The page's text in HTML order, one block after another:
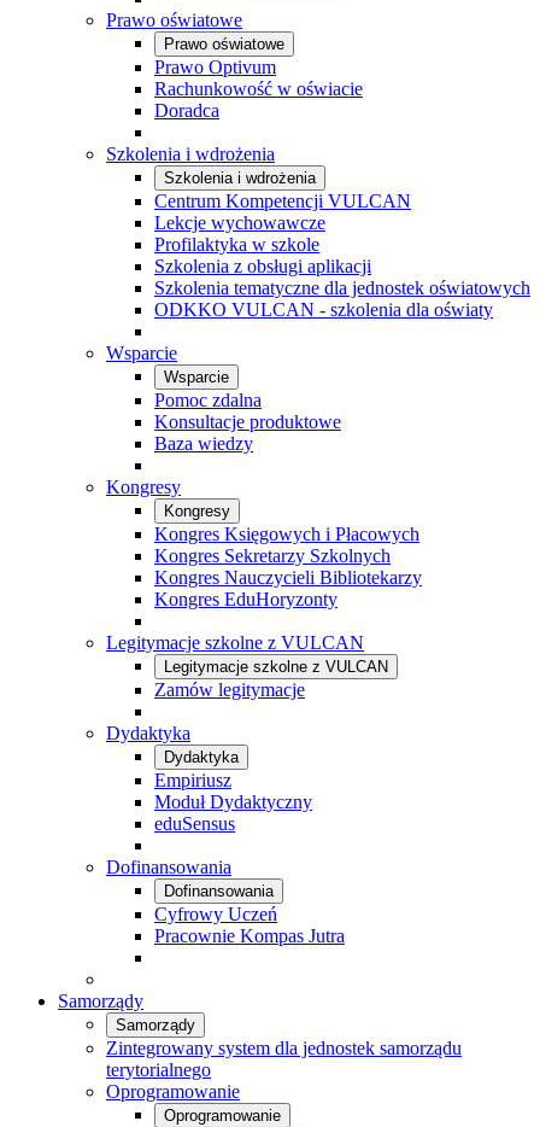
Prawo oświatowe
Prawo oświatowe
Prawo Optivum
Rachunkowość w oświacie
Doradca
Szkolenia i wdrożenia
Szkolenia i wdrożenia
Centrum Kompetencji VULCAN
Lekcje wychowawcze
Profilaktyka w szkole
Szkolenia z obsługi aplikacji
Szkolenia tematyczne dla jednostek oświatowych
ODKKO VULCAN - szkolenia dla oświaty
Wsparcie
Wsparcie
Pomoc zdalna
Konsultacje produktowe
Baza wiedzy
Kongresy
Kongresy
Kongres Księgowych i Płacowych
Kongres Sekretarzy Szkolnych
Kongres Nauczycieli Bibliotekarzy
Kongres EduHoryzonty
Legitymacje szkolne z VULCAN
Legitymacje szkolne z VULCAN
Zamów legitymacje
Dydaktyka
Dydaktyka
Empiriusz
Moduł Dydaktyczny
eduSensus
Dofinansowania
Dofinansowania
Cyfrowy Uczeń
Pracownie Kompas Jutra
Samorządy
Samorządy
Zintegrowany system dla jednostek samorządu
terytorialnego
Oprogramowanie
Oprogramowanie